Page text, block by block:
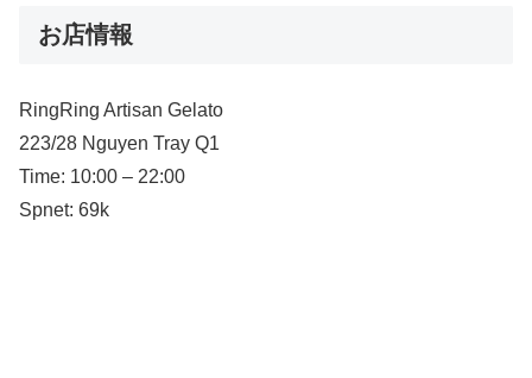
お店情報
RingRing Artisan Gelato
223/28 Nguyen Tray Q1
Time: 10:00 – 22:00
Spnet: 69k